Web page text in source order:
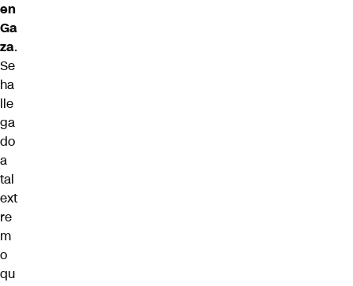
en
Ga
za.
Se
ha
lle
ga
do
a
tal
ext
re
m
o
qu